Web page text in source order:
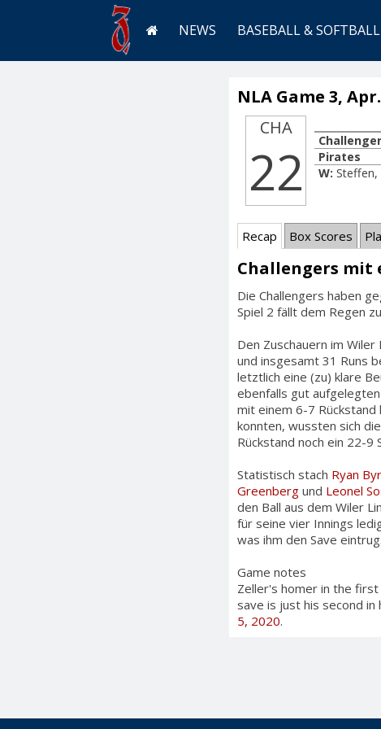
NEWS BASEBALL & SOFTBALL
NLA Game 3,
CHA
22
Pirates
W: Steffen,
Recap Box Scores
Challengers mit
Die Challengers haben
Spiel 2 fällt dem Regen
Den Zuschauern im
und insgesamt 31 Runs
letztlich eine (zu) klare
ebenfalls gut
mit einem 6-7
konnten, wussten sich
Rückstand noch ein 22-9
Statistisch stach Ryan
Greenberg und Leonel
den Ball aus dem Wiler
für seine vier Innings
was ihm den Save eintrug.
Game notes
Zeller's homer in the first
save is just his second
5, 2020.